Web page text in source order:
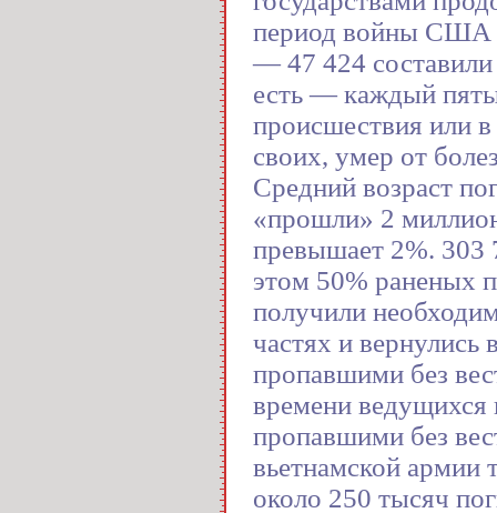
период войны США
— 47 424
есть — каждый
происшествия или
своих, умер от
Средний возраст
«прошли» 2
превышает 2%. 303
этом 50% раненых
получили
частях и
пропавшими без
времени ведущихся
пропавшими без
вьетнамской армии
около 250 тысяч